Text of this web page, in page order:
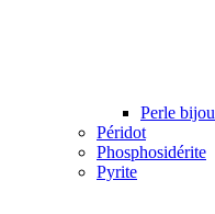
Perle
Péridot
Phosphosidérite
Pyrite